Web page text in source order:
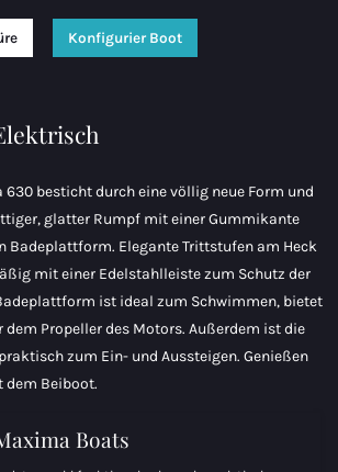
Konfigurier Boot
630 besticht durch eine völlig neue Form und
glatter Rumpf mit einer Gummikante
Badeplattform. Elegante Trittstufen am Heck
mit einer Edelstahlleiste zum Schutz der
ist ideal zum Schwimmen, bietet
dem Propeller des Motors. Außerdem ist die
zum Ein- und Aussteigen. Genießen
dem Beiboot.
Boats